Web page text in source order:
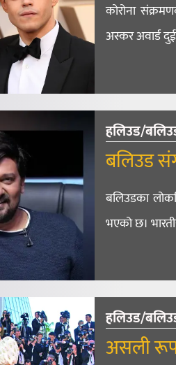
कोरोना
अस्कर अवार्ड
हलिउड/
बलिउड
बलिउडका
भएको छ।
हलिउड/
असली